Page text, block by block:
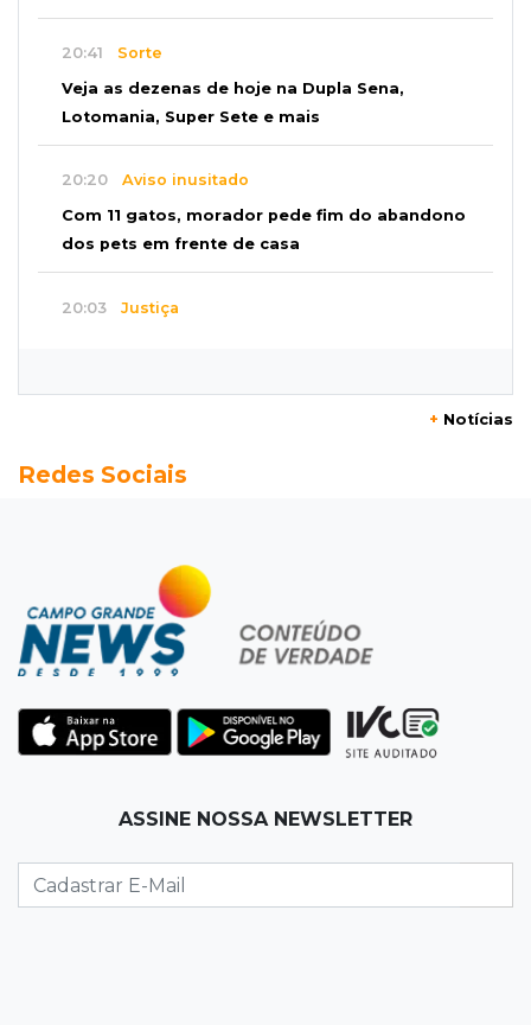
20:41 Sorte
Veja as dezenas de hoje na Dupla Sena,
Lotomania, Super Sete e mais
20:20 Aviso inusitado
Com 11 gatos, morador pede fim do abandono
dos pets em frente de casa
20:03 Justiça
Júri condena a 25 anos homem que atropelou
Banco Central reduz juros para 14% ao ano em
4º corte consecutivo
Dólar comercial fecha cotado a R$ 5,12 com
atenção ao cenário externo
Ideb
Estado, mas aprendizagem recua
+ Notícias
Redes Sociais
ASSINE NOSSA NEWSLETTER